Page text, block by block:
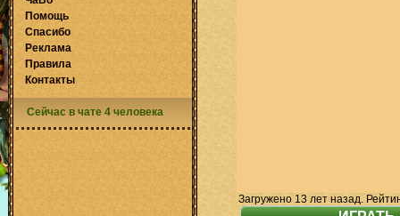
Загружено 13 лет назад.
Помощь
Спасибо
Реклама
Правила
Контакты
Сейчас в чате 4 человека